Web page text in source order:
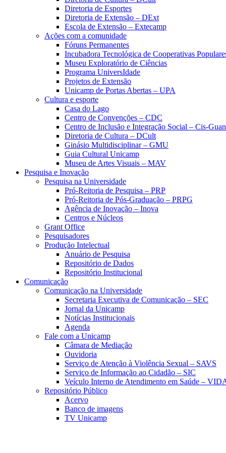
Diretoria de Esportes
Diretoria de Extensão – DExt
Escola de Extensão – Extecamp
Ações com a comunidade
Fóruns Permanentes
Incubadora Tecnológica de Cooperativas
Museu Exploratório de Ciências
Programa UniversIdade
Projetos de Extensão
Unicamp de Portas Abertas – UPA
Cultura e esporte
Casa do Lago
Centro de Convenções – CDC
Centro de Inclusão e Integração Social – Cis-
Diretoria de Cultura – DCult
Ginásio Multidisciplinar – GMU
Guia Cultural Unicamp
Museu de Artes Visuais – MAV
Pesquisa e Inovação
Pesquisa na Universidade
Pró-Reitoria de Pesquisa – PRP
Pró-Reitoria de Pós-Graduação – PRPG
Agência de Inovação – Inova
Centros e Núcleos
Grant Office
Pesquisadores
Produção Intelectual
Anuário de Pesquisa
Repositório de Dados
Repositório Institucional
Comunicação
Comunicação na Universidade
Secretaria Executiva de Comunicação – SEC
Jornal da Unicamp
Notícias Institucionais
Agenda
Fale com a Unicamp
Câmara de Mediação
Ouvidoria
Serviço de Atenção à Violência Sexual – SAVS
Serviço de Informação ao Cidadão – SIC
Veículo Interno de Atendimento em Saúde –
Repositório Público
Acervo
Banco de imagens
TV Unicamp